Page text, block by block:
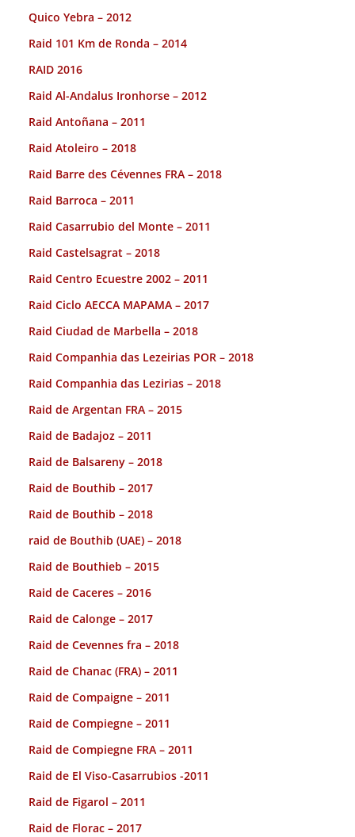
Quico Yebra – 2012
Raid 101 Km de Ronda – 2014
RAID 2016
Raid Al-Andalus Ironhorse – 2012
Raid Antoñana – 2011
Raid Atoleiro – 2018
Raid Barre des Cévennes FRA – 2018
Raid Barroca – 2011
Raid Casarrubio del Monte – 2011
Raid Castelsagrat – 2018
Raid Centro Ecuestre 2002 – 2011
Raid Ciclo AECCA MAPAMA – 2017
Raid Ciudad de Marbella – 2018
Raid Companhia das Lezeirias POR – 2018
Raid Companhia das Lezirias – 2018
Raid de Argentan FRA – 2015
Raid de Badajoz – 2011
Raid de Balsareny – 2018
Raid de Bouthib – 2017
Raid de Bouthib – 2018
raid de Bouthib (UAE) – 2018
Raid de Bouthieb – 2015
Raid de Caceres – 2016
Raid de Calonge – 2017
Raid de Cevennes fra – 2018
Raid de Chanac (FRA) – 2011
Raid de Compaigne – 2011
Raid de Compiegne – 2011
Raid de Compiegne FRA – 2011
Raid de El Viso-Casarrubios -2011
Raid de Figarol – 2011
Raid de Florac – 2017